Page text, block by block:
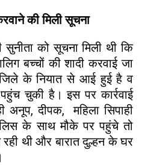
की मिली सूचना
सुनीता को सूचना मिली थी कि
बच्चों की शादी करवाई जा
जिले के नियात से आई हुई है व
चुकी है। इस पर कार्रवाई
अनूप, दीपक, महिला सिपाही
के साथ मौके पर पहुंचे तो
रही थी और बारात दुल्हन के घर